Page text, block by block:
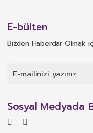
E-bülten
Bizden Haberdar Olmak
Sosyal Medyada